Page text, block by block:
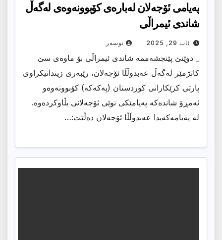
پەیامی ئۆجەلان لەبارەی کۆبوونەوەی لەگەڵ
شاندی ئیمراڵی
ئاب 29, 2025 نوسەر
_ دوێنێ پێنجشەممە شاندی ئیمراڵی بۆ ماوەی سێ
کاتژمێر لەگەڵ عەبدوڵڵا ئۆجەلان، رێبەری زیندانیکراوی
پارتی کرێکارانی کوردستان (پەکەکە) کۆبوونەوەو
ئەمڕۆ شاندەکە پەیامێکی نوێی ئۆجەلانی بڵاوکردەوە.
لە پەیامەکەیدا عەبدوڵڵا ئۆجەلان دەڵێت:…